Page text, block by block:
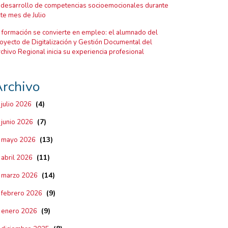
de competencias socioemocionales durante
mes de Julio
formación se convierte en empleo: el alumnado del
de Digitalización y Gestión Documental del
Regional inicia su experiencia profesional
julio 2026 (4)
junio 2026 (7)
mayo 2026 (13)
abril 2026 (11)
marzo 2026 (14)
febrero 2026 (9)
enero 2026 (9)